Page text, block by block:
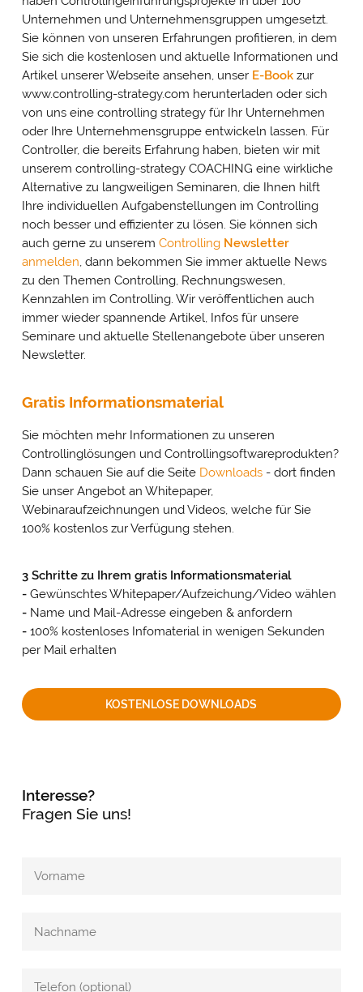
Unternehmen und Unternehmensgruppen umgesetzt.
Sie können von unseren Erfahrungen profitieren, in dem
Sie sich die kostenlosen und aktuelle Informationen und
Artikel unserer Webseite ansehen, unser E-Bookzur
www.controlling-strategy.com herunterladen oder sich
von uns eine controlling strategy für Ihr Unternehmen
oder Ihre Unternehmensgruppe entwickeln lassen. Für
Controller, die bereits Erfahrung haben, bieten wir mit
unserem controlling-strategy COACHING eine wirkliche
Alternative zu langweiligen Seminaren, die Ihnen hilft
Ihre individuellen Aufgabenstellungen im Controlling
noch besser und effizienter zu lösen. Sie können sich
auch gerne zu unserem Controlling Newsletter
anmelden, dann bekommen Sie immer aktuelle News
zu den Themen Controlling, Rechnungswesen,
Kennzahlen im Controlling. Wir veröffentlichen auch
immer wieder spannende Artikel, Infos für unsere
Seminare und aktuelle Stellenangebote über unseren
Newsletter.
Gratis Informationsmaterial
Sie möchten mehr Informationen zu unseren
Controllinglösungen und Controllingsoftwareprodukten?
Dann schauen Sie auf die Seite Downloads- dort finden
Sie unser Angebot an Whitepaper,
Webinaraufzeichnungen und Videos, welche für Sie
100% kostenlos zur Verfügung stehen.
3 Schritte zu Ihrem gratis Informationsmaterial
- Gewünschtes Whitepaper/Aufzeichung/Video wählen
-Name und Mail-Adresse eingeben & anfordern
- 100% kostenloses Infomaterial in wenigen Sekunden
per Mail erhalten
KOSTENLOSE DOWNLOADS
Interesse?
Fragen Sie uns!